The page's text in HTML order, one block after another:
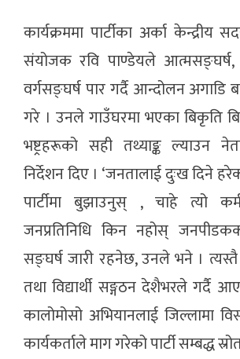
कार्यक्रममा पार्टीका अर्का केन्द्रीय
संयोजक रवि पाण्डेयले आत्मसङ्घर्ष,
वर्गसङ्घर्ष पार गर्दै आन्दोलन
गरे । उनले गाउँघरमा भएका बिकृति
भष्ट्रहरूको सही तथ्याङ्क ल्याउन
निर्देशन दिए । ‘जनतालाई दुःख दिने
पार्टीमा बुझाउनुस् , चाहे त्यो
जनप्रतिनिधि किन नहोस्
सङ्घर्ष जारी रहनेछ, उनले भने । त्यस्तै
तथा विद्यार्थी सङ्गठन देशैभरले गर्दै
कालोमोसो अभियानलाई जिल्लामा
कार्यकर्ताले माग गरेको पार्टी सम्बद्ध